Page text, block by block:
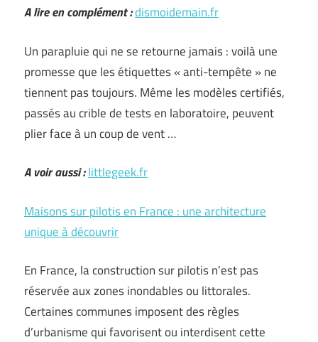
A lire en complément :dismoidemain.fr
Un parapluie qui ne se retourne jamais : voilà une
promesse que les étiquettes « anti-tempête » ne
tiennent pas toujours. Même les modèles certifiés,
passés au crible de tests en laboratoire, peuvent
plier face à un coup de vent …
A voir aussi :littlegeek.fr
Maisons sur pilotis en France : une architecture
unique à découvrir
En France, la construction sur pilotis n’est pas
réservée aux zones inondables ou littorales.
Certaines communes imposent des règles
d’urbanisme qui favorisent ou interdisent cette